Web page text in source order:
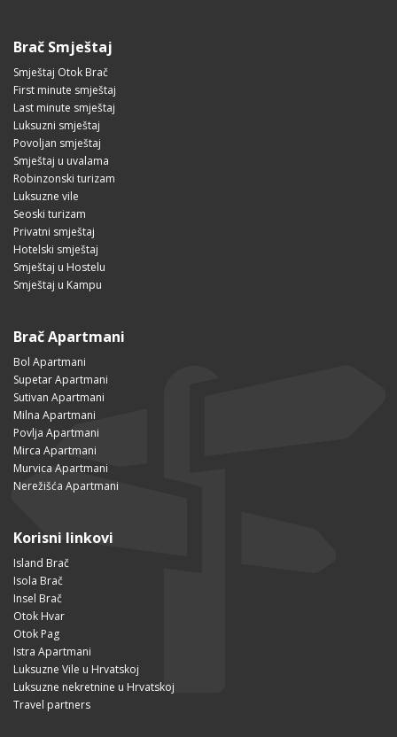
Brač Smještaj
Smještaj Otok Brač
First minute smještaj
Last minute smještaj
Luksuzni smještaj
Povoljan smještaj
Smještaj u uvalama
Robinzonski turizam
Luksuzne vile
Seoski turizam
Privatni smještaj
Hotelski smještaj
Smještaj u Hostelu
Smještaj u Kampu
Brač Apartmani
Bol Apartmani
Supetar Apartmani
Sutivan Apartmani
Milna Apartmani
Povlja Apartmani
Mirca Apartmani
Murvica Apartmani
Nerežišća Apartmani
Korisni linkovi
Island Brač
Isola Brač
Insel Brač
Otok Hvar
Otok Pag
Istra Apartmani
Luksuzne Vile u Hrvatskoj
Luksuzne nekretnine u Hrvatskoj
Travel partners